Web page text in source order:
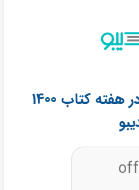
70 درصد تخفیف در هفته کتاب 1400